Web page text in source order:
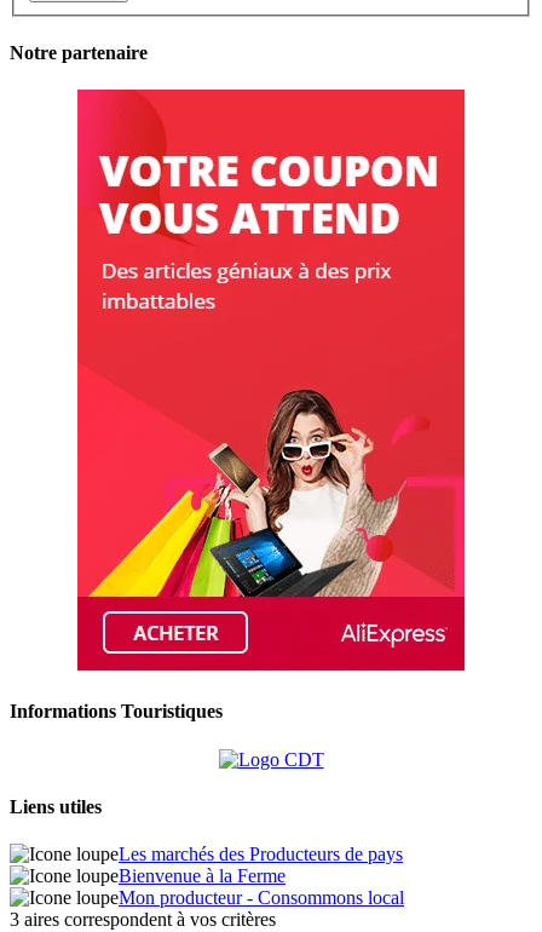
Notre partenaire
Informations Touristiques
Liens utiles
Les marchés des Producteurs de pays
Bienvenue à la Ferme
Mon producteur - Consommons local
3 aires correspondent à vos critères